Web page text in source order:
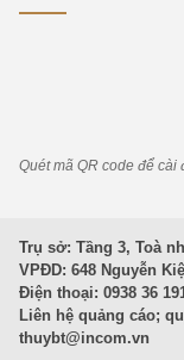
Quét mã QR code để cài
Trụ sở: Tầng 3, Toà
VPĐD: 648 Nguyễn
Điện thoại: 0938 36
Liên hệ quảng cáo;
thuybt@incom.vn